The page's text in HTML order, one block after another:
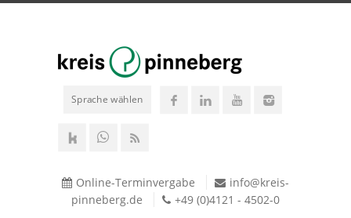
Sprache wählen
Online-Terminvergabe
info@kreis-
pinneberg.de
+49 (0)4121 - 4502-0